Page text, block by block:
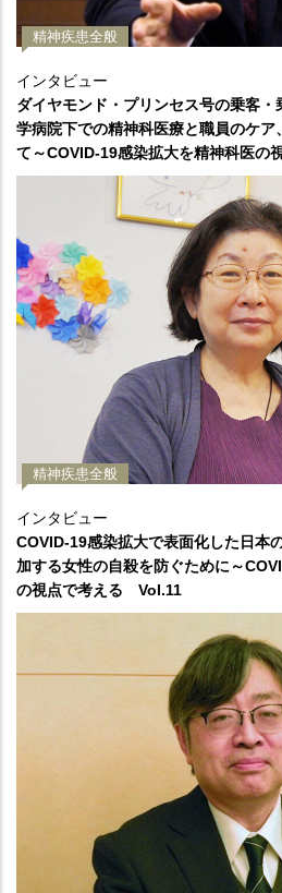
精神疾患全般
インタビュー
ダイヤモンド・プリンセス号の乗客
学病院下での精神科医療と職員のケ
て～COVID-19感染拡大を精神科医
精神疾患全般
インタビュー
COVID-19感染拡大で表面化した日本
加する女性の自殺を防ぐために～
の視点で考える Vol.11